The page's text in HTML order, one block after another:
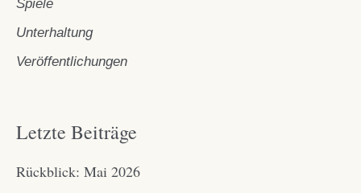
Spiele
Unterhaltung
Veröffentlichungen
Letzte Beiträge
Rückblick: Mai 2026